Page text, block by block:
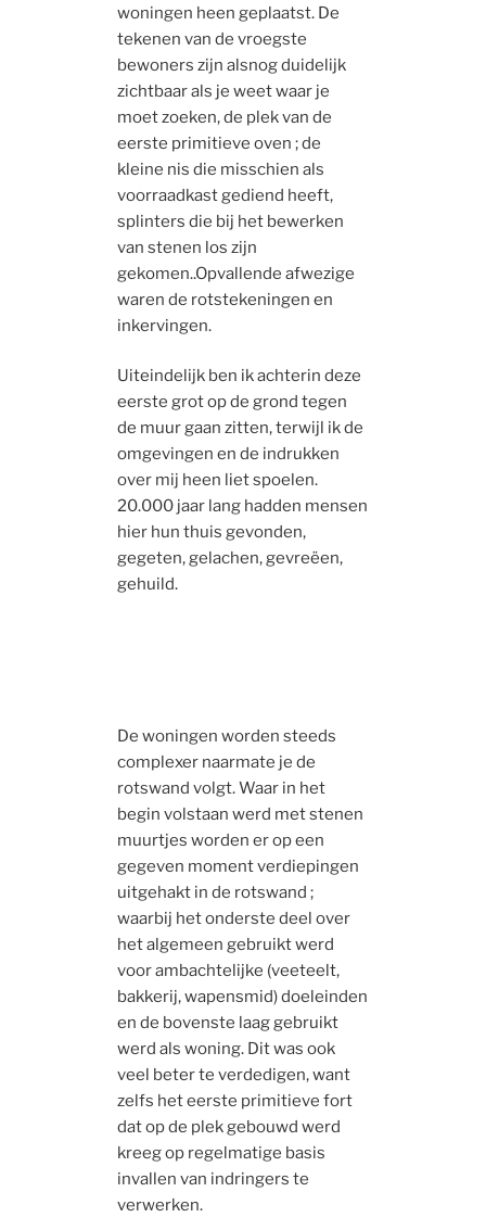
woningen heen geplaatst. De
tekenen van de vroegste
bewoners zijn alsnog duidelijk
zichtbaar als je weet waar je
moet zoeken, de plek van de
eerste primitieve oven ; de
kleine nis die misschien als
voorraadkast gediend heeft,
splinters die bij het bewerken
van stenen los zijn
gekomen..Opvallende afwezige
waren de rotstekeningen en
inkervingen.
Uiteindelijk ben ik achterin deze
eerste grot op de grond tegen
de muur gaan zitten, terwijl ik de
omgevingen en de indrukken
over mij heen liet spoelen.
20.000 jaar lang hadden mensen
hier hun thuis gevonden,
gegeten, gelachen, gevreëen,
gehuild.
De woningen worden steeds
complexer naarmate je de
rotswand volgt. Waar in het
begin volstaan werd met stenen
muurtjes worden er op een
gegeven moment verdiepingen
uitgehakt in de rotswand ;
waarbij het onderste deel over
het algemeen gebruikt werd
voor ambachtelijke (veeteelt,
bakkerij, wapensmid) doeleinden
en de bovenste laag gebruikt
werd als woning. Dit was ook
veel beter te verdedigen, want
zelfs het eerste primitieve fort
dat op de plek gebouwd werd
kreeg op regelmatige basis
invallen van indringers te
verwerken.